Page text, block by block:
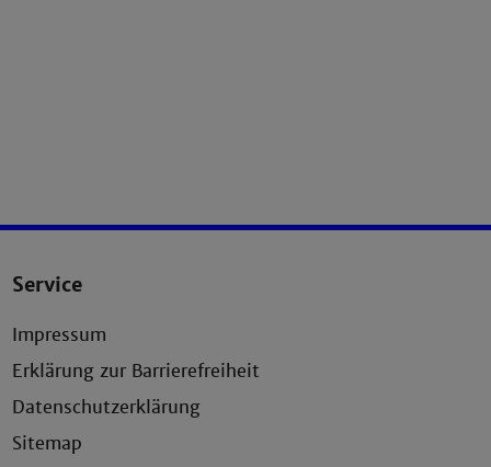
Service
Impressum
Erklärung zur Barrierefreiheit
Datenschutzerklärung
Sitemap